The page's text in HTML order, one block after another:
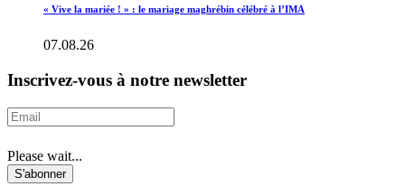
« Vive la mariée ! » : le mariage maghrébin célébré à l’IMA
07.08.26
Inscrivez-vous à notre newsletter
Please wait...
S'abonner